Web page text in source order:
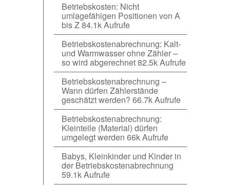
Betriebskosten: Nicht
umlagefähigen Positionen von A
bis Z84.1k Aufrufe
Betriebskostenabrechnung: Kalt-
und Warmwasser ohne Zähler –
so wird abgerechnet82.5k Aufrufe
Betriebskostenabrechnung –
Wann dürfen Zählerstände
geschätzt werden? 66.7k Aufrufe
Betriebskostenabrechnung:
Kleinteile (Material) dürfen
umgelegt werden 66k Aufrufe
Babys, Kleinkinder und Kinder in
der Betriebskostenabrechnung
59.1k Aufrufe